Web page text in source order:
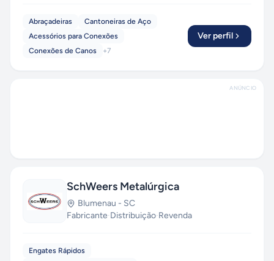
Abraçadeiras
Cantoneiras de Aço
Acessórios para Conexões
Conexões de Canos
+7
Ver perfil
ANÚNCIO
SchWeers Metalúrgica
Blumenau - SC
Fabricante·Distribuição·Revenda
Engates Rápidos